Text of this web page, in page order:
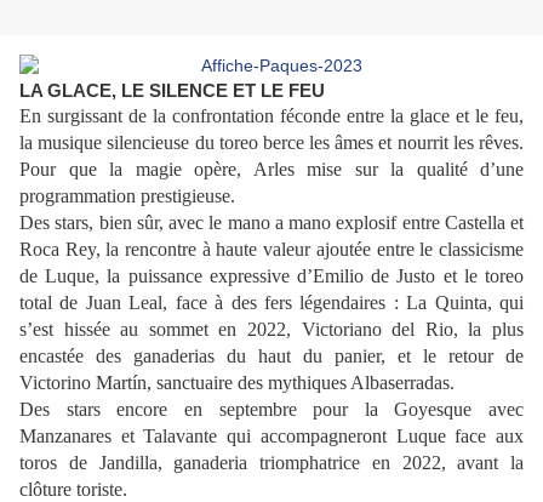
LA GLACE, LE SILENCE ET LE FEU
En surgissant de la confrontation féconde entre la glace et le feu,
la musique silencieuse du toreo berce les âmes et nourrit les rêves.
Pour que la magie opère, Arles mise sur la qualité d’une
programmation prestigieuse.
Des stars, bien sûr, avec le mano a mano explosif entre Castella et
Roca Rey, la rencontre à haute valeur ajoutée entre le classicisme
de Luque, la puissance expressive d’Emilio de Justo et le toreo
total de Juan Leal, face à des fers légendaires : La Quinta, qui
s’est hissée au sommet en 2022, Victoriano del Rio, la plus
encastée des ganaderias du haut du panier, et le retour de
Victorino Martín, sanctuaire des mythiques Albaserradas.
Des stars encore en septembre pour la Goyesque avec
Manzanares et Talavante qui accompagneront Luque face aux
toros de Jandilla, ganaderia triomphatrice en 2022, avant la
clôture toriste.